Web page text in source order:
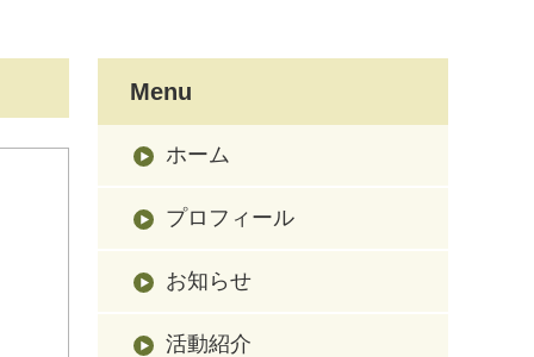
Menu
ホーム
プロフィール
お知らせ
活動紹介